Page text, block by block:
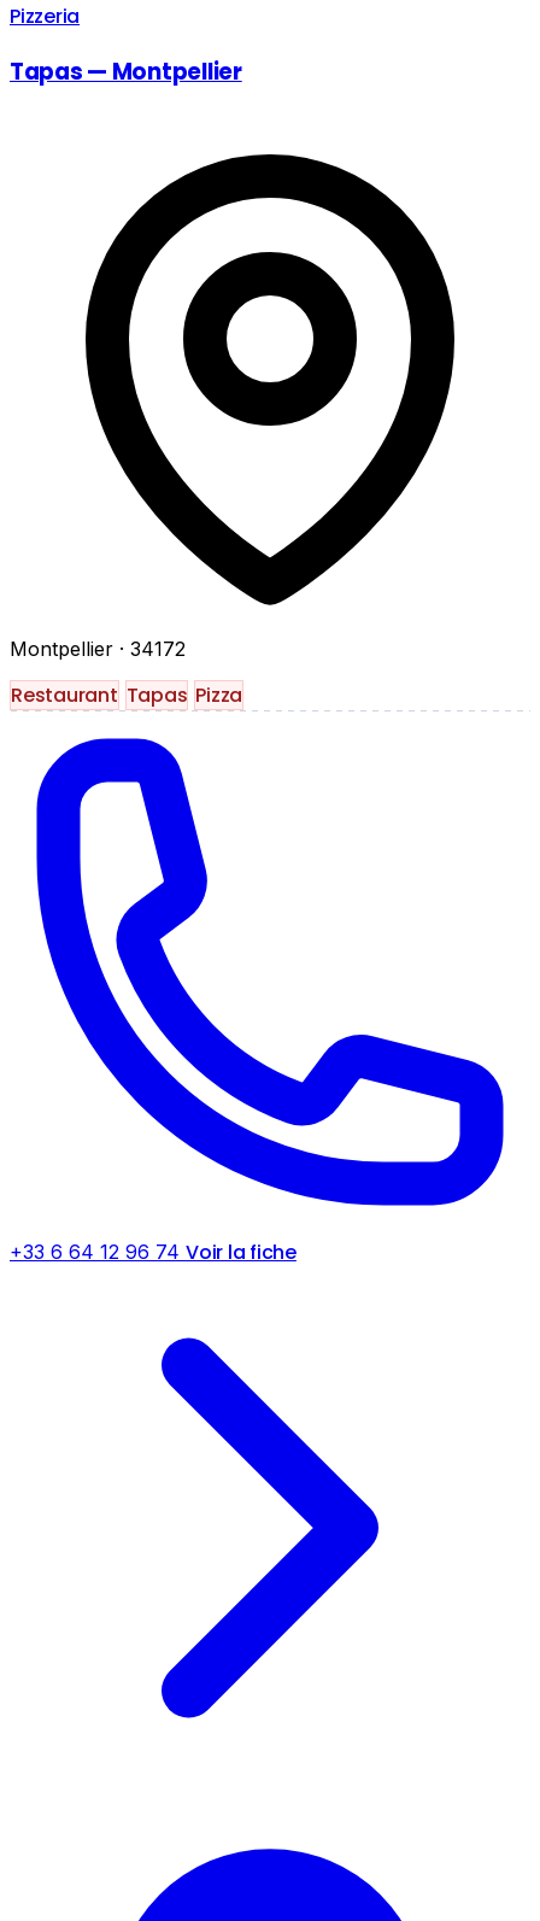
Pizzeria
Tapas — Montpellier
Montpellier · 34172
Restaurant Tapas Pizza
+33 6 64 12 96 74 Voir la fiche